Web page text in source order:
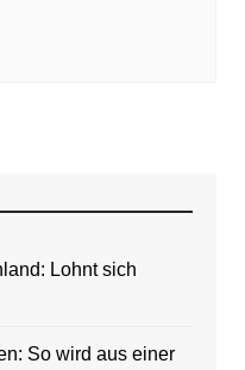
Lohnt sich
So wird aus einer